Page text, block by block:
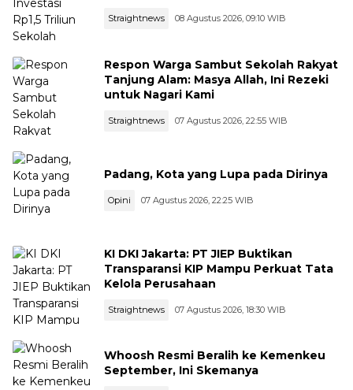
Straightnews 08 Agustus 2026, 09:10 WIB
Respon Warga Sambut Sekolah Rakyat
Tanjung Alam: Masya Allah, Ini Rezeki
untuk Nagari Kami
Straightnews 07 Agustus 2026, 22:55 WIB
Padang, Kota yang Lupa pada Dirinya
Opini 07 Agustus 2026, 22:25 WIB
KI DKI Jakarta: PT JIEP Buktikan
Transparansi KIP Mampu Perkuat Tata
Kelola Perusahaan
Straightnews 07 Agustus 2026, 18:30 WIB
Whoosh Resmi Beralih ke Kemenkeu
September, Ini Skemanya